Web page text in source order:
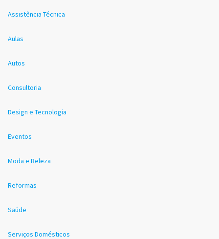
Assistência Técnica
Aulas
Autos
Consultoria
Design e Tecnologia
Eventos
Moda e Beleza
Reformas
Saúde
Serviços Domésticos